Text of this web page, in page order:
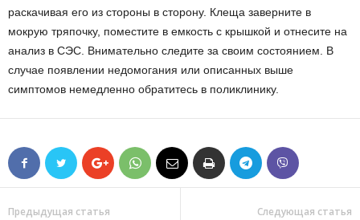
раскачивая его из стороны в сторону. Клеща заверните в
мокрую тряпочку, поместите в емкость с крышкой и отнесите на
анализ в СЭС. Внимательно следите за своим состоянием. В
случае появлении недомогания или описанных выше
симптомов немедленно обратитесь в поликлинику.
Предыдущая статья Следующая статья